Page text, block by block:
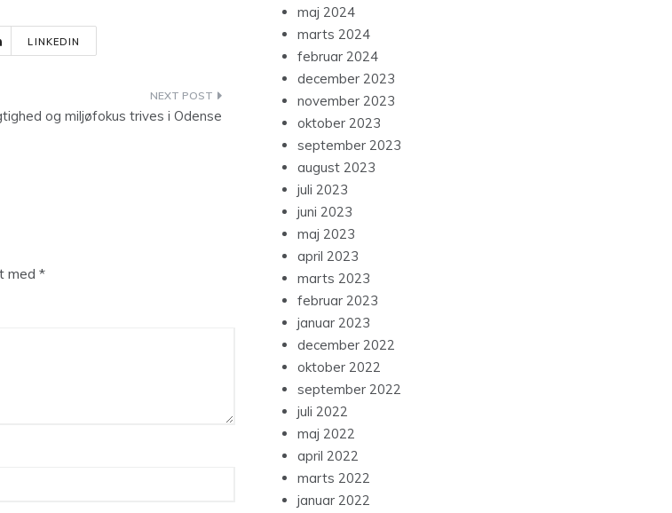
LINKEDIN
og miljøfokus trives i Odense
med *
maj 2024
marts 2024
februar 2024
december 2023
november 2023
oktober 2023
september 2023
august 2023
juli 2023
juni 2023
maj 2023
april 2023
marts 2023
februar 2023
januar 2023
december 2022
oktober 2022
september 2022
juli 2022
maj 2022
april 2022
marts 2022
januar 2022